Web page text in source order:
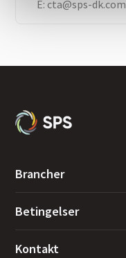
E: cta@sps-dk.com
Brancher
Betingelser
Kontakt